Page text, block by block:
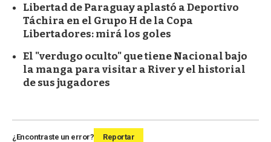
Libertad de Paraguay aplastó a Deportivo
Táchira en el Grupo H de la Copa
Libertadores: mirá los goles
El "verdugo oculto" que tiene Nacional bajo
la manga para visitar a River y el historial
de sus jugadores
¿Encontraste un error? Reportar